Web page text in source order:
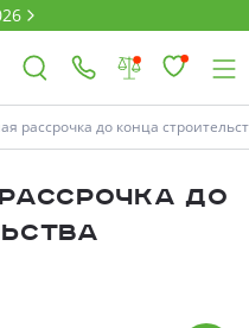
рассрочка до конца
до